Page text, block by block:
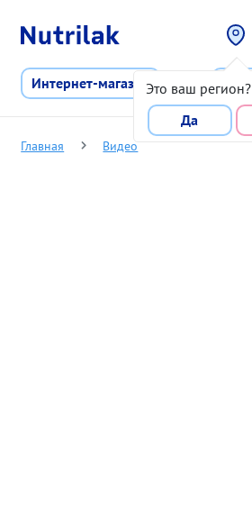
Это ваш регион?
Да
Интернет-магазин
Главная Видео